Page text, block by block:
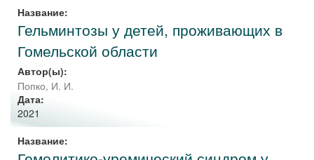
Название:
Гельминтозы у детей, проживающих в
Гомельской области
Автор(ы):
Попко, И. И.
Дата:
2021
Название: